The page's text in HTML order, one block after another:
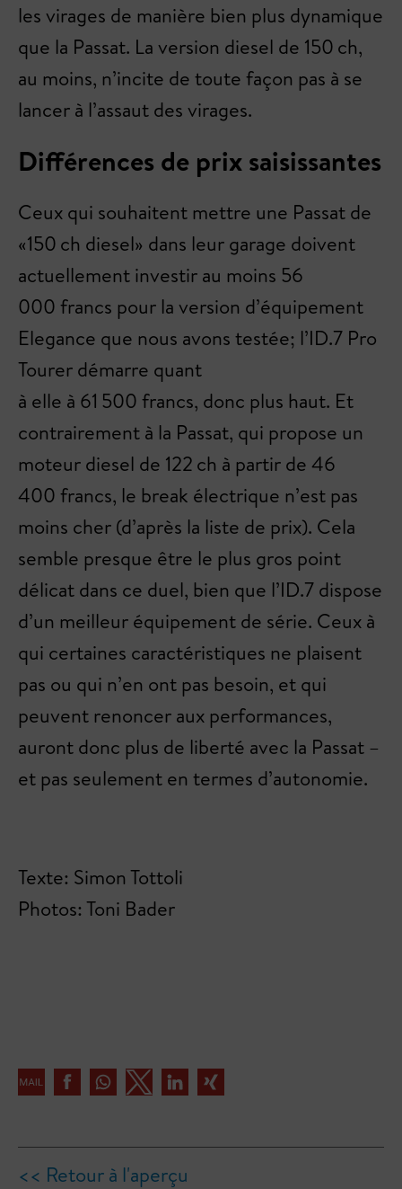
les virages de manière bien plus dynamique
que la Passat. La version diesel de 150 ch,
au moins, n’incite de toute façon pas à se
lancer à l’assaut des virages.
Différences de prix saisissantes
Ceux qui souhaitent mettre une Passat de
«150 ch diesel» dans leur garage doivent
actuellement investir au moins 56
000 francs pour la version d’équipement
Elegance que nous avons testée; l’ID.7 Pro
Tourer démarre quant
à elle à 61 500 francs, donc plus haut. Et
contrairement à la Passat, qui propose un
moteur diesel de 122 ch à partir de 46
400 francs, le break électrique n’est pas
moins cher (d’après la liste de prix). Cela
semble presque être le plus gros point
délicat dans ce duel, bien que l’ID.7 dispose
d’un meilleur équipement de série. Ceux à
qui certaines caractéristiques ne plaisent
pas ou qui n’en ont pas besoin, et qui
peuvent renoncer aux performances,
auront donc plus de liberté avec la Passat –
et pas seulement en termes d’autonomie.
Texte: Simon Tottoli
Photos: Toni Bader
<< Retour à l'aperçu